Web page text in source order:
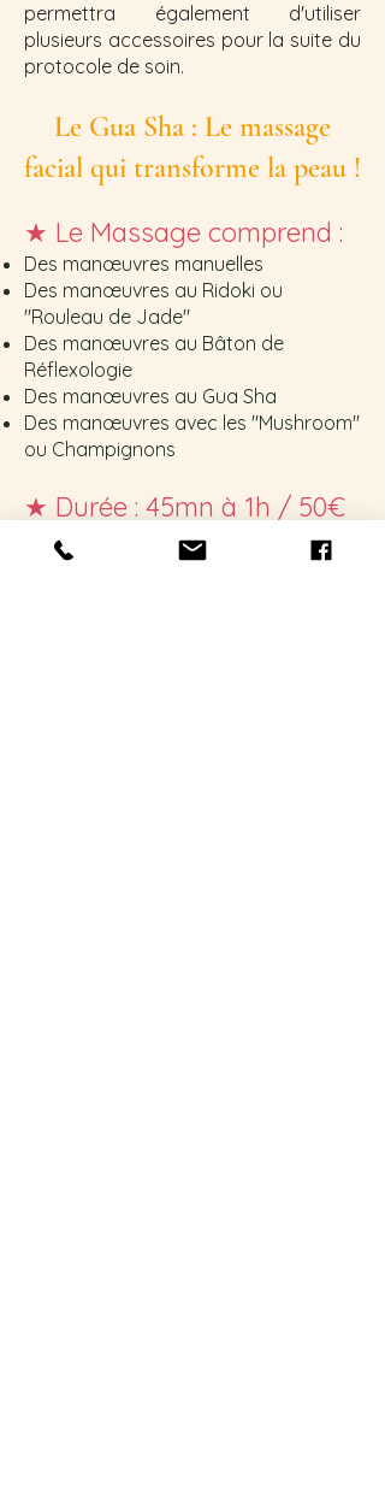
permettra également d'utiliser
plusieurs accessoires pour la suite du
protocole de soin.
Le Gua Sha : Le massage
facial qui transforme la peau !
★ Le Massage comprend :
Des manœuvres manuelles
Des manœuvres au Ridoki ou
"Rouleau de Jade"
Des manœuvres au Bâton de
Réflexologie
Des manœuvres au Gua Sha
Des manœuvres avec les "Mushroom"
ou Champignons
★ Durée : 45mn à 1h / 50€
à 60€